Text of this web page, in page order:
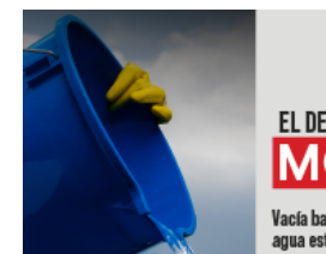
equitativo a vacunas contra el virus.